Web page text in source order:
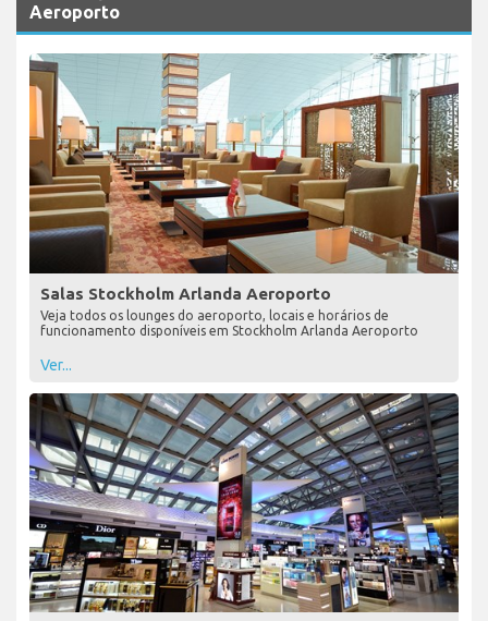
Aeroporto
Salas Stockholm Arlanda Aeroporto
Veja todos os lounges do aeroporto, locais e horários de
funcionamento disponíveis em Stockholm Arlanda Aeroporto
Ver...